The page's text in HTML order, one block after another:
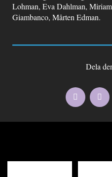
Lohman, Eva Dahlman,
Giambanco, Mårten Edman.
Dela